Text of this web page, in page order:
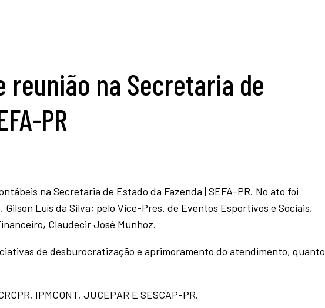
reunião na Secretaria de
PR
na Secretaria de Estado da Fazenda | SEFA-PR. No ato foi
Luís da Silva; pelo Vice-Pres. de Eventos Esportivos e Sociais,
Claudecir José Munhoz.
de desburocratização e aprimoramento do atendimento, quanto
IPMCONT, JUCEPAR E SESCAP-PR.